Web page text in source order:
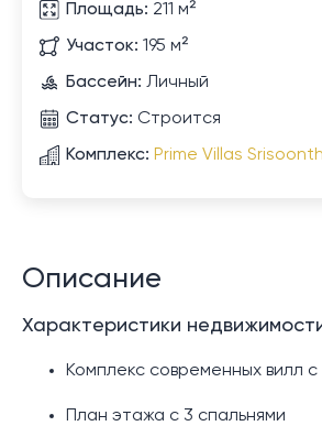
Площадь: 211 м²
Участок: 195 м²
Бассейн: Личный
Статус: Строится
Комплекс: Prime Villas
Описание
Характеристики
Комплекс современных вилл
План этажа с 3 спальнями